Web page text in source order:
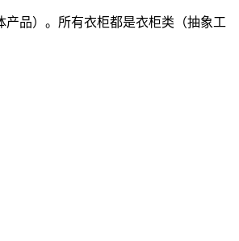
品）。所有衣柜都是衣柜类（抽象工